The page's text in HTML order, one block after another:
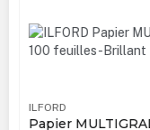
ILFORD
Papier